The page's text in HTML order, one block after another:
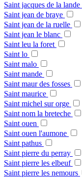
Saint jacques de la lande
Saint jean de braye
Saint jean de la ruelle
Saint jean le blanc
Saint leu la foret
Saint lo
Saint malo
Saint mande
Saint maur des fosses
Saint maurice
Saint michel sur orge
Saint nom la breteche
Saint ouen
Saint ouen l'aumone
Saint pathus
Saint pierre du perray
Saint pierre les elbeuf
Saint pierre les nemours